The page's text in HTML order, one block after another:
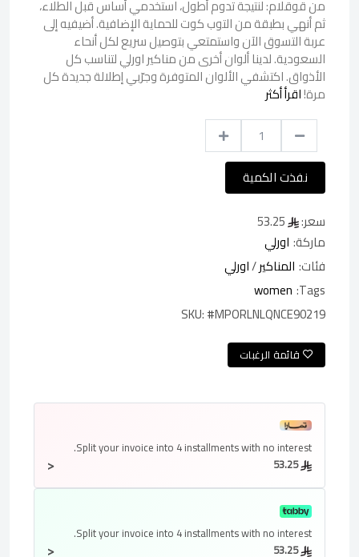
من قوقلام: لنتيجة تدوم أطول، استخدمي أساس قبل الطلاء،
ثم أنهي بطبقة من التوب كوت للحماية الإضافية. أضيفيه إلى
عربة التسوق الآن واستمتعي بتوصيل سريع لكل أنحاء
السعودية. لدينا ألوان أخرى من مناكير اورلي لتناسب كل
الأذواق. اكتشفي الألوان المتوفرة وجرّبي إطلالة جديدة كل
مرة!اقرأ أكثر
نفذت الكمية
سعر:
ماركة: اورلي
فئات: المناكير/اورلي
Tags:
women
SKU:#MPORLNLQNCE90219
قائمة الرغبات
Split your invoice into 4 installmentswith no interest.
< 53.25
Split your invoice into 4 installmentswith no interest.
< 53.25